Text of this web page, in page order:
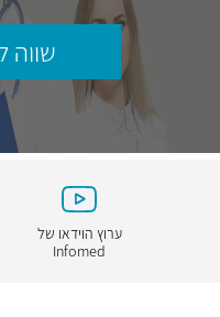
ערוץ הוידאו של
Infomed